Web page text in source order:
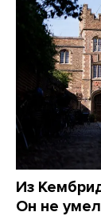
Из
Он не умел